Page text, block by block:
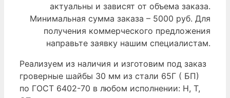
актуальны и зависят от объема заказа.
Минимальная сумма заказа – 5000 руб. Для
получения коммерческого предложения
направьте заявку нашим специалистам.
Реализуем из наличия и изготовим под заказ
гроверные шайбы 30 мм из стали 65Г ( БП)
по ГОСТ 6402-70 в любом исполнении: Н, Т,